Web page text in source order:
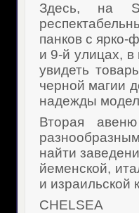
Здесь, на
панков с
и 9-й улицах,
увидеть
черной магии
надежды
Вторая
найти
йеменской,
и израильской
CHELSEA